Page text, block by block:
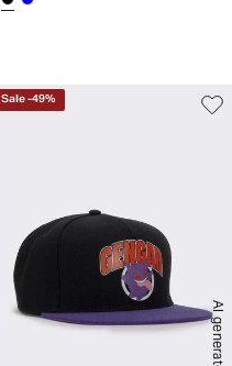
AI generated
Sale-49%